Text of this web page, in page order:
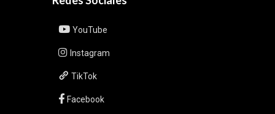
YouTube
Instagram
TikTok
Facebook